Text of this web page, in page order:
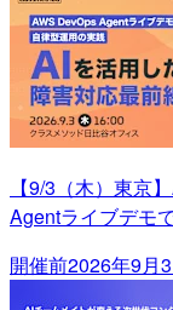
【9/3（木）東京
Agentライブデモ
開催前2026年9月